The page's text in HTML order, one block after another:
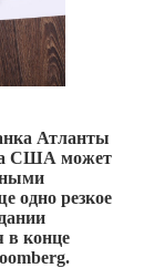
Атланты
США может
одно резкое
в конце